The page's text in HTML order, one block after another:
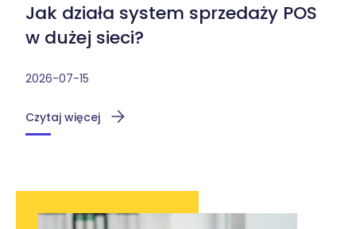
Jak działa system sprzedaży POS
w dużej sieci?
2026-07-15
Czytaj więcej